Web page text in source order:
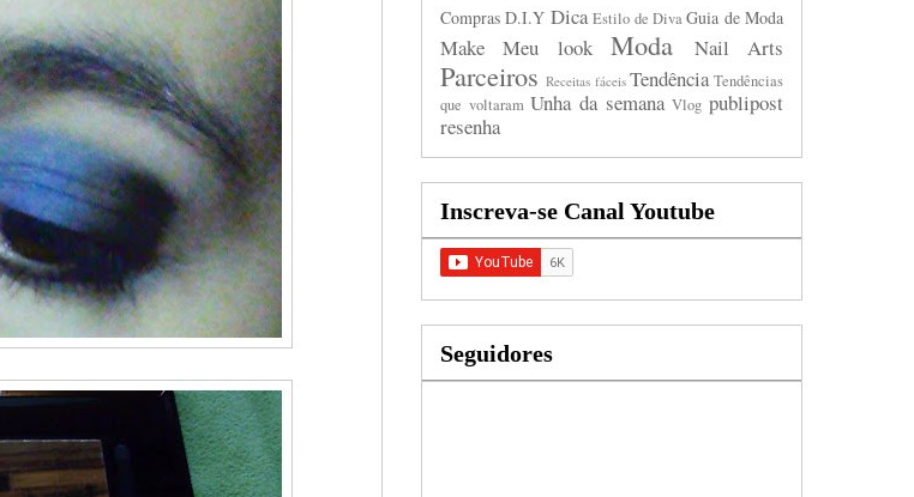
Compras D.I.Y Dica Estilo de DivaGuia de Moda
Make Meu look Moda Nail Arts
Parceiros Receitas fáceis Tendência Tendências
que voltaram Unha da semana Vlog publipost
resenha
Inscreva-se Canal Youtube
Seguidores